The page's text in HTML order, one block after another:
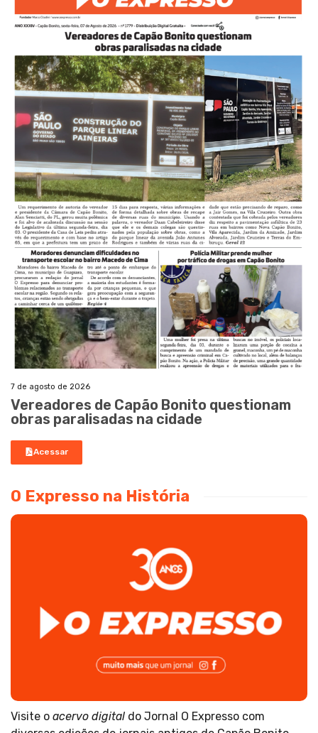
7 de agosto de 2026
Vereadores de Capão Bonito questionam
obras paralisadas na cidade
Acessar
O Expresso na História
Visite o acervo digital do Jornal O Expresso com